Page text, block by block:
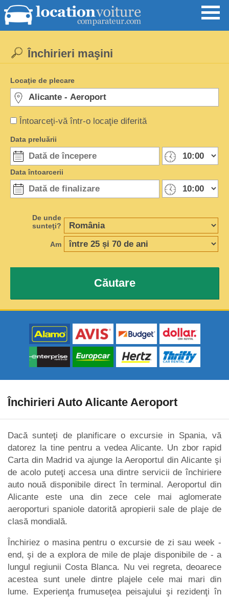
Întoarceţi-vă într-o locaţie diferită
Închirieri maşini
Locaţie de plecare
Data preluării
Data întoarcerii
De unde
sunteţi?
Am
Căutare
Închirieri Auto Alicante Aeroport
Dacă sunteţi de planificare o excursie in Spania, vă
datorez la tine pentru a vedea Alicante. Un zbor rapid
Carta din Madrid va ajunge la Aeroportul din Alicante şi
de acolo puteţi accesa una dintre servicii de închiriere
auto nouă disponibile direct în terminal. Aeroportul din
Alicante este una din zece cele mai aglomerate
aeroporturi spaniole datorită apropierii sale de plaje de
clasă mondială.
Închiriez o masina pentru o excursie de zi sau week -
end, şi de a explora de mile de plaje disponibile de - a
lungul regiunii Costa Blanca. Nu vei regreta, deoarece
acestea sunt unele dintre plajele cele mai mari din
lume. Experienţa frumuseţea peisajului şi rezidenţi în